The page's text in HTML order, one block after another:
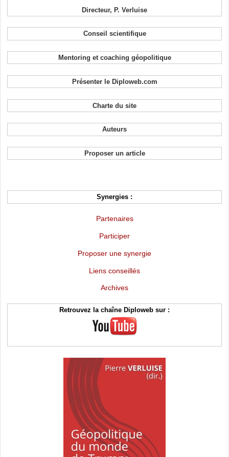
Directeur, P. Verluise
Conseil scientifique
Mentoring et coaching géopolitique
Présenter le Diploweb.com
Charte du site
Auteurs
Proposer un article
Synergies :
Partenaires
Participer
Proposer une synergie
Liens conseillés
Archives
Retrouvez la chaîne Diploweb sur :